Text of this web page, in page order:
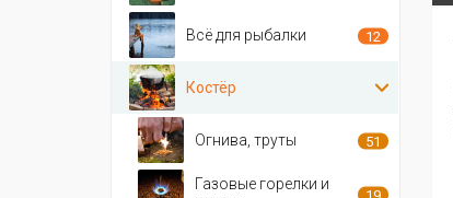
Всё для рыбалки 12
Костёр
Огнива, труты 51
Газовые горелки и
19